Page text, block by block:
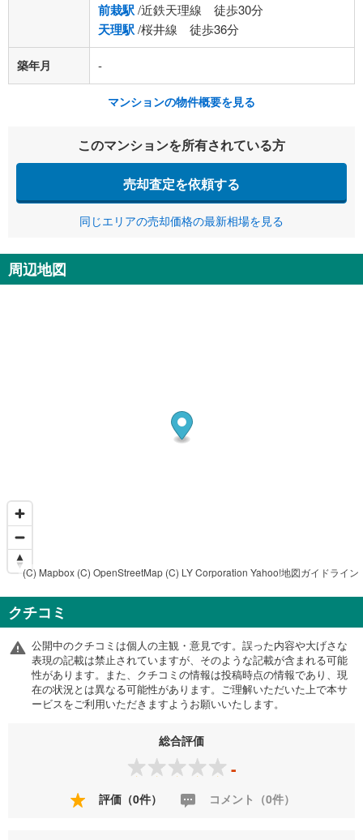
前栽駅/近鉄天理線 徒歩30分
天理駅/桜井線 徒歩36分
築年月 -
マンションの物件概要を見る
このマンションを所有されている方
売却査定を依頼する
同じエリアの売却価格の最新相場を見る
周辺地図
(C) Mapbox (C) OpenStreetMap (C) LY Corporation Yahoo!地図ガイドライン
クチコミ
公開中のクチコミは個人の主観・意見です。誤った内容や大げさな
表現の記載は禁止されていますが、そのような記載が含まれる可能
性があります。また、クチコミの情報は投稿時点の情報であり、現
在の状況とは異なる可能性があります。ご理解いただいた上で本サ
ービスをご利用いただきますようお願いいたします。
総合評価
-
評価（0件） コメント（0件）